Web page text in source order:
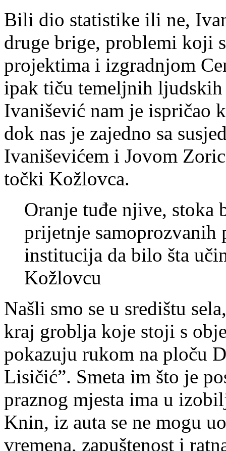
Bili dio statistike ili ne,
druge brige, problemi koji
projektima i izgradnjom
ipak tiču temeljnih
Ivanišević nam je ispričao
dok nas je zajedno sa
Ivaniševićem i Jovom
točki Kožlovca.
Oranje tuđe njive, stoka
prijetnje samoprozvanih
institucija da bilo šta
Kožlovcu
Našli smo se u središtu
kraj groblja koje stoji s
pokazuju rukom na ploču
Lisičić”. Smeta im što je
praznog mjesta ima u
Knin, iz auta se ne mogu
vremena, zapuštenost i